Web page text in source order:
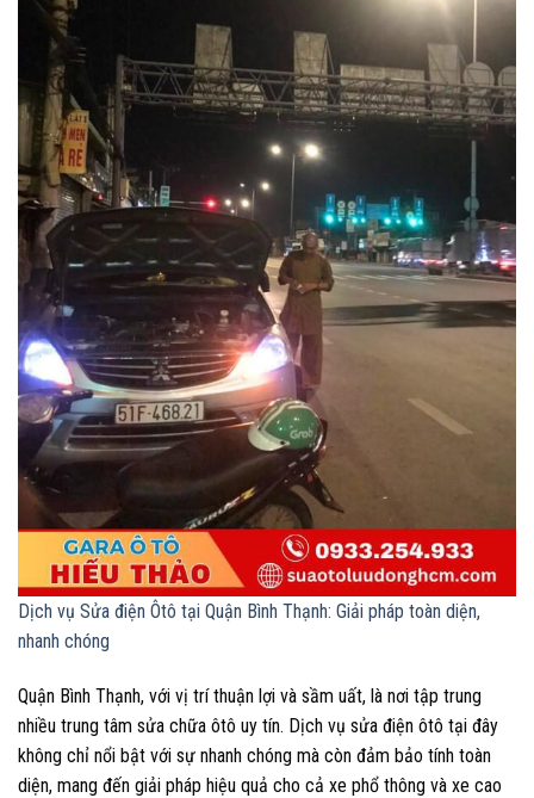
Dịch vụ Sửa điện Ôtô tại Quận Bình Thạnh: Giải pháp toàn diện,
nhanh chóng
Quận Bình Thạnh, với vị trí thuận lợi và sầm uất, là nơi tập trung
nhiều trung tâm sửa chữa ôtô uy tín. Dịch vụ sửa điện ôtô tại đây
không chỉ nổi bật với sự nhanh chóng mà còn đảm bảo tính toàn
diện, mang đến giải pháp hiệu quả cho cả xe phổ thông và xe cao